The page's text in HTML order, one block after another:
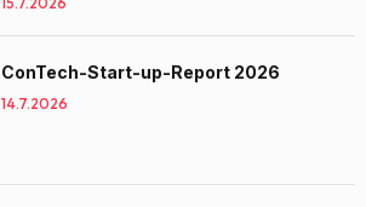
ConTech-Start-up-Report 2026
14.7.2026